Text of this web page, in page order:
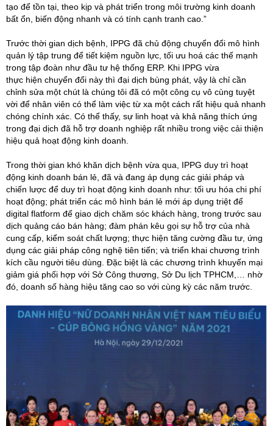
tạo để tồn tại, theo kịp và phát triển trong môi trường kinh doanh
bất ổn, biến động nhanh và có tính cạnh tranh cao.”
Trước thời gian dịch bệnh, IPPG đã chủ động chuyển đổi mô hình
quản lý tập trung để tiết kiệm nguồn lực, tối ưu hoá các thế mạnh
trong tập đoàn như đầu tư hệ thống ERP. Khi IPPG vừa
thực hiện chuyển đổi này thì đại dịch bùng phát, vậy là chỉ cần
chỉnh sửa một chút là chúng tôi đã có một công cụ vô cùng tuyệt
vời để nhân viên có thể làm việc từ xa một cách rất hiệu quả nhanh
chóng chính xác. Có thể thấy, sự linh hoạt và khả năng thích ứng
trong đại dịch đã hỗ trợ doanh nghiệp rất nhiều trong việc cải thiện
hiệu quả hoạt động kinh doanh.
Trong thời gian khó khăn dịch bệnh vừa qua, IPPG duy trì hoạt
động kinh doanh bán lẻ, đã và đang áp dụng các giải pháp và
chiến lược để duy trì hoạt động kinh doanh như: tối ưu hóa chi phí
hoạt động; phát triển các mô hình bán lẻ mới áp dụng triệt để
digital flatform để giao dịch chăm sóc khách hàng, trong trước sau
dịch quảng cáo bán hàng; đàm phán kêu gọi sự hỗ trợ của nhà
cung cấp, kiểm soát chất lượng; thực hiện tăng cường đầu tư, ứng
dụng các giải pháp công nghệ tiên tiến; và triển khai chương trình
kích cầu người tiêu dùng. Đặc biệt là các chương trình khuyến mại
giảm giá phối hợp với Sở Công thương, Sở Du lịch TPHCM,… nhờ
đó, doanh số hàng hiệu tăng cao so với cùng kỳ các năm trước.